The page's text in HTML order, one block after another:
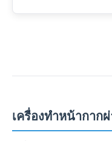
เครื่องทำหน้ากาก